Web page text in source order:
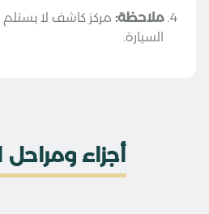
ملاحظة: مركز كاشف لا
السيارة.
أجزاء